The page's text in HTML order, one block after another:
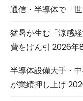
通信・半導体で「
猛暑が生む「涼感
費をけん引 2026年
半導体設備大手・
が業績押し上げ